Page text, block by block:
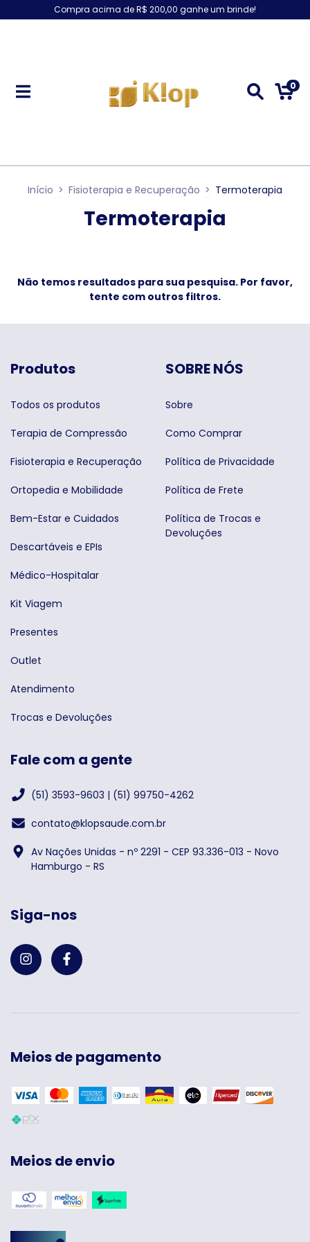
Compra acima de R$ 200,00 ganhe um brinde!
0
Início > Fisioterapia e Recuperação > Termoterapia
Termoterapia
Não temos resultados para sua pesquisa. Por favor,
tente com outros filtros.
Produtos
Todos os produtos
Terapia de Compressão
Fisioterapia e Recuperação
Ortopedia e Mobilidade
Bem-Estar e Cuidados
Descartáveis e EPIs
Médico-Hospitalar
Kit Viagem
Presentes
Outlet
Atendimento
Trocas e Devoluções
SOBRE NÓS
Sobre
Como Comprar
Política de Privacidade
Política de Frete
Política de Trocas e
Devoluções
Fale com a gente
(51) 3593-9603 | (51) 99750-4262
contato@klopsaude.com.br
Av Nações Unidas - nº 2291 - CEP 93.336-013 - Novo
Hamburgo - RS
Siga-nos
Meios de pagamento
Meios de envio